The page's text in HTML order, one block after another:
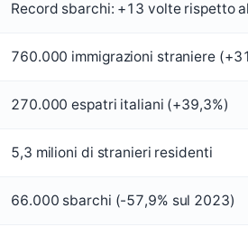
Record sbarchi: +13 volte rispetto
760.000 immigrazioni straniere
270.000 espatri italiani (+39,3%)
5,3 milioni di stranieri residenti
66.000 sbarchi (-57,9% sul 2023)